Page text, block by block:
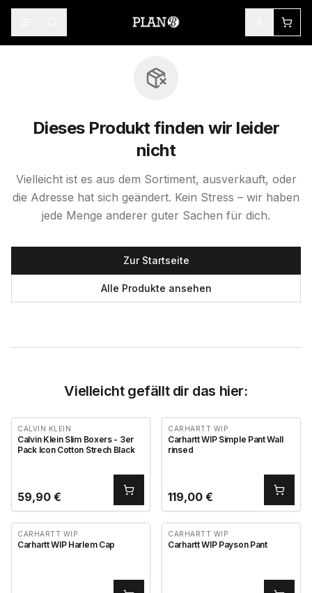
Dieses Produkt finden wir leider
nicht
Vielleicht ist es aus dem Sortiment, ausverkauft, oder
die Adresse hat sich geändert. Kein Stress – wir haben
jede Menge anderer guter Sachen für dich.
Zur Startseite
Alle Produkte ansehen
Vielleicht gefällt dir das hier:
CALVIN KLEIN
Calvin Klein Slim Boxers - 3er
Pack Icon Cotton Strech Black
59,90 €
CARHARTT WIP
Carhartt WIP Simple Pant Wall
rinsed
119,00 €
CARHARTT WIP
Carhartt WIP Harlem Cap
CARHARTT WIP
Carhartt WIP Payson Pant